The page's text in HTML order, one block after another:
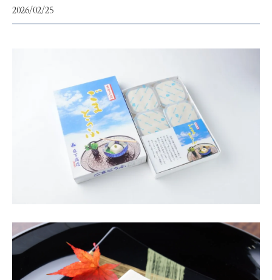
2026/02/25